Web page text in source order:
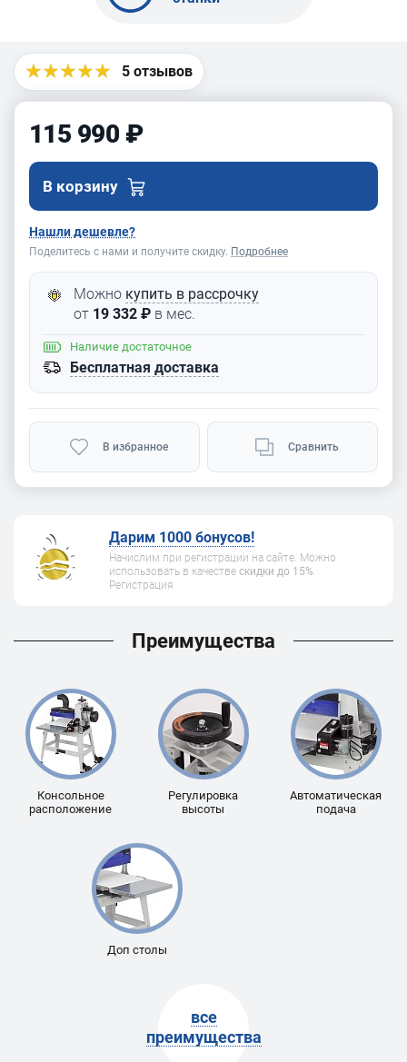
DS260-W |
DS410-W |
DS560-W |
DS560-WB
5 отзывов
115 990 ₽
В корзину
Нашли дешевле?
Поделитесь с нами и получите скидку. Подробнее
Можно купить в рассрочку
от 19 332 ₽ в мес.
Наличие достаточное
Бесплатная доставка
В избранное Сравнить
Дарим 1000 бонусов!
Начислим при регистрации на сайте. Можно
использовать в качестве скидки до 15%.
Регистрация
Преимущества
Консольное
расположение
Регулировка
высоты
Автоматическая
подача
Доп столы
все
преимущества